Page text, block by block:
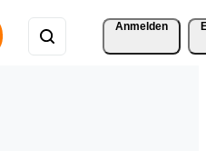
Anmelden